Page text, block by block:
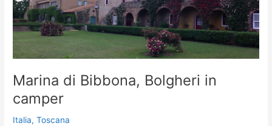
Marina di Bibbona, Bolgheri in
camper
Italia,Toscana